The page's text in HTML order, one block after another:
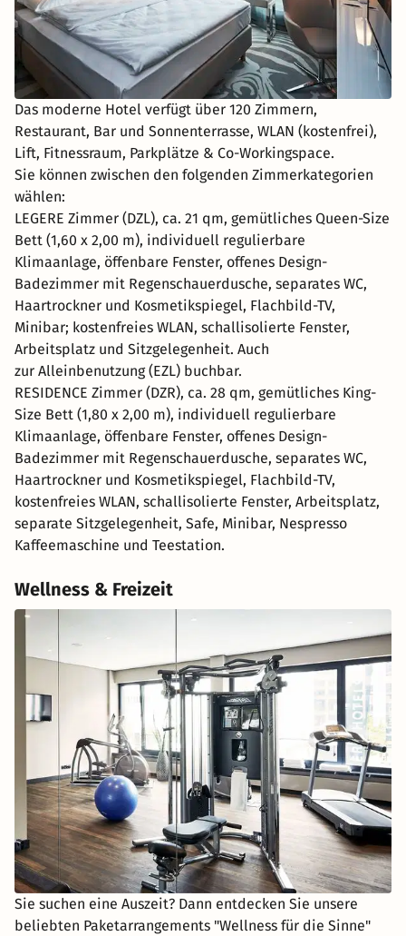
Das moderne Hotel verfügt über 120 Zimmern,
Restaurant, Bar und Sonnenterrasse, WLAN (kostenfrei),
Lift, Fitnessraum, Parkplätze & Co-Workingspace.
Sie können zwischen den folgenden Zimmerkategorien
wählen:
LEGERE Zimmer (DZL), ca. 21 qm, gemütliches Queen-Size
Bett (1,60 x 2,00 m), individuell regulierbare
Klimaanlage, öffenbare Fenster, offenes Design-
Badezimmer mit Regenschauerdusche, separates WC,
Haartrockner und Kosmetikspiegel, Flachbild-TV,
Minibar; kostenfreies WLAN, schallisolierte Fenster,
Arbeitsplatz und Sitzgelegenheit. Auch
zur Alleinbenutzung (EZL) buchbar.
RESIDENCE Zimmer (DZR), ca. 28 qm, gemütliches King-
Size Bett (1,80 x 2,00 m), individuell regulierbare
Klimaanlage, öffenbare Fenster, offenes Design-
Badezimmer mit Regenschauerdusche, separates WC,
Haartrockner und Kosmetikspiegel, Flachbild-TV,
kostenfreies WLAN, schallisolierte Fenster, Arbeitsplatz,
separate Sitzgelegenheit, Safe, Minibar, Nespresso
Kaffeemaschine und Teestation.
Wellness & Freizeit
Sie suchen eine Auszeit? Dann entdecken Sie unsere
beliebten Paketarrangements "Wellness für die Sinne"